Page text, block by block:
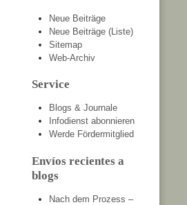
Neue Beiträge
Neue Beiträge (Liste)
Sitemap
Web-Archiv
Service
Blogs & Journale
Infodienst abonnieren
Werde Fördermitglied
Envíos recientes a
blogs
Nach dem Prozess –